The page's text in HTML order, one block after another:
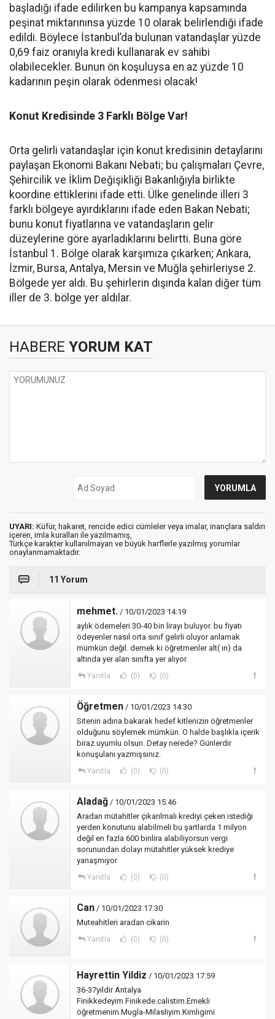
başladığı ifade edilirken bu kampanya kapsamında
peşinat miktarınınsa yüzde 10 olarak belirlendiği ifade
edildi. Böylece İstanbul’da bulunan vatandaşlar yüzde
0,69 faiz oranıyla kredi kullanarak ev sahibi
olabilecekler. Bunun ön koşuluysa en az yüzde 10
kadarının peşin olarak ödenmesi olacak!
Konut Kredisinde 3 Farklı Bölge Var!
Orta gelirli vatandaşlar için konut kredisinin detaylarını
paylaşan Ekonomi Bakanı Nebati; bu çalışmaları Çevre,
Şehircilik ve İklim Değişikliği Bakanlığıyla birlikte
koordine ettiklerini ifade etti. Ülke genelinde illeri 3
farklı bölgeye ayırdıklarını ifade eden Bakan Nebati;
bunu konut fiyatlarına ve vatandaşların gelir
düzeylerine göre ayarladıklarını belirtti. Buna göre
İstanbul 1. Bölge olarak karşımıza çıkarken; Ankara,
İzmir, Bursa, Antalya, Mersin ve Muğla şehirleriyse 2.
Bölgede yer aldı. Bu şehirlerin dışında kalan diğer tüm
iller de 3. bölge yer aldılar.
HABERE YORUM KAT
UYARI: Küfür, hakaret, rencide edici cümleler veya imalar, inançlara saldırı
içeren, imla kuralları ile yazılmamış,
Türkçe karakter kullanılmayan ve büyük harflerle yazılmış yorumlar
onaylanmamaktadır.
11 Yorum
mehmet. / 10/01/2023 14:19
aylık ödemeleri 30-40 bin lirayı buluyor. bu fiyatı
ödeyenler nasıl orta sınıf gelirli oluyor anlamak
mümkün değil. demek ki öğretmenler alt( ın) da
altında yer alan sınıfta yer alıyor.
Yanıtla (0) (0)
Öğretmen / 10/01/2023 14:30
Sitenin adına bakarak hedef kitlenizin öğretmenler
olduğunu söylemek mümkün. O halde başlıkla içerik
biraz uyumlu olsun. Detay nerede? Günlerdir
konuşulanı yazmışsınız.
Yanıtla (0) (0)
Aladağ / 10/01/2023 15:46
Aradan mütahitler çıkarılmalı krediyi çeken istediği
yerden konutunu alabilmeli bu şartlarda 1 milyon
değil en fazla 600 binlira alabiliyorsun vergi
sorunundan dolayı mütahitler yüksek krediye
yanaşmıyor
Yanıtla (0) (0)
Can / 10/01/2023 17:30
Muteahitleri aradan cikarin
Yanıtla (0) (0)
Hayrettin Yildiz / 10/01/2023 17:59
36-37yildir Antalya
Finikkedeyim.Finikede.calistim.Emekli
öğretmenim.Mugla-Milasliyim.Kimligimi